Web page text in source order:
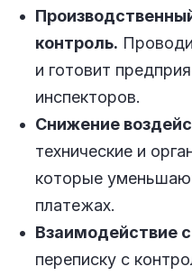
контроль.
и готовит
инспекторов.
Снижение
технические и
которые
платежах.
Взаимодействие
переписку с